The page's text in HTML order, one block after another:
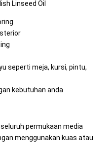
Linseed Oil
seperti meja, kursi, pintu,
kebutuhan anda
permukaan media
menggunakan kuas atau